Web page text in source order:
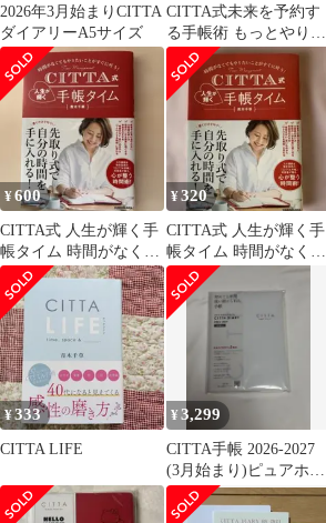
2026年3月始まりCITTA
ダイアリーA5サイズ
CITTA式未来を予約す
る手帳術 もっとやりた
いことなりたい私を叶
える!
¥600
CITTA式 人生が輝く手
帳タイム 時間がなくて
もやりたいことがすぐ
に叶う!
¥320
CITTA式 人生が輝く手
帳タイム 時間がなくて
もやりたいことがすぐ
に叶う!
¥333
CITTA LIFE
¥3,299
CITTA手帳 2026-2027
(3月始まり)ピュアホワ
イト 未使用品